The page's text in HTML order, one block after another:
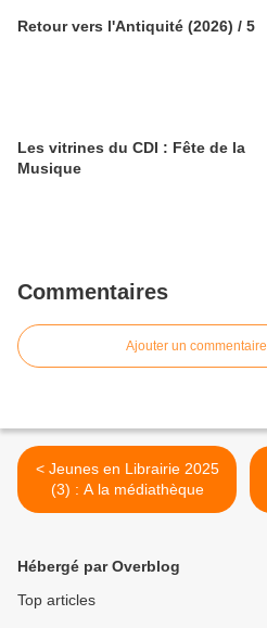
Retour vers l'Antiquité (2026) / 5
Les vitrines du CDI : Fête de la
Musique
Commentaires
Ajouter un commentaire
< Jeunes en Librairie 2025
(3) : A la médiathèque
Hébergé par Overblog
Top articles